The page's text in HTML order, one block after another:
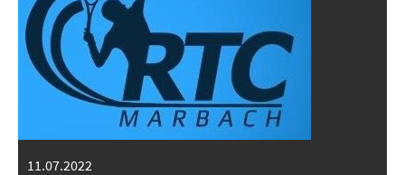
11.07.2022